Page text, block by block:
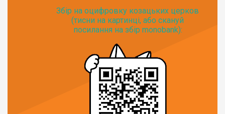
Збір на оцифровку козацьких церков
(тисни на картинці, або скануй
посилання на збір monobank):